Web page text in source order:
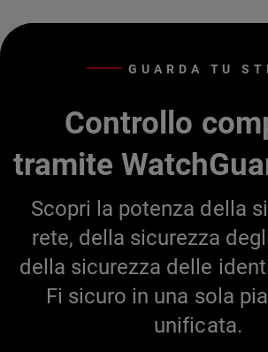
GUARDA TU
Controllo
tramite
Scopri la potenza della
rete, della sicurezza
della sicurezza delle
Fi sicuro in una sola
unificata.